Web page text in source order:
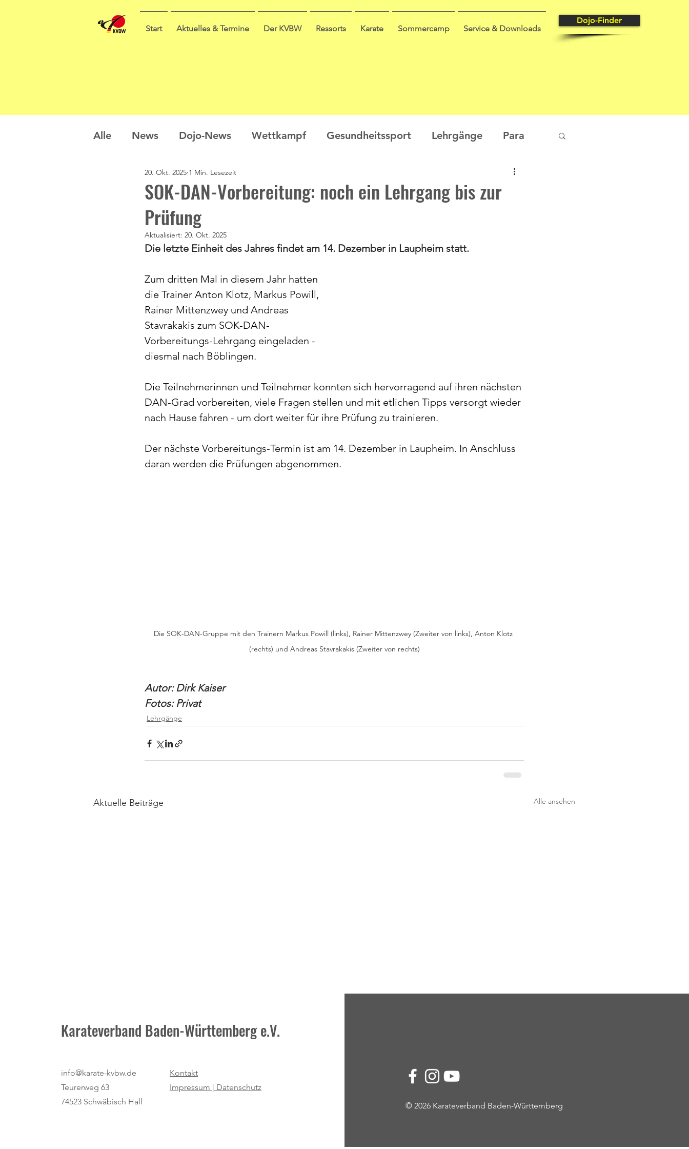
Start Aktuelles & Termine Der KVBW Ressorts Karate Sommercamp Service & Downloads
Dojo-Finder
Alle News Dojo-News Wettkampf Gesundheitssport Lehrgänge Para
Nachwuchs Prüfungen
Sommercamp Umfrage
SOK-DAN-Vorbereitung: noch ein Lehrgang bis zur
Prüfung
20. Okt. 2025 1 Min. Lesezeit
Aktualisiert: 20. Okt. 2025
Die letzte Einheit des Jahres findet am 14. Dezember in Laupheim statt.
Zum dritten Mal in diesem Jahr hatten
die Trainer Anton Klotz, Markus Powill,
Rainer Mittenzwey und Andreas
Stavrakakis zum SOK-DAN-
Vorbereitungs-Lehrgang eingeladen -
diesmal nach Böblingen.
Die Teilnehmerinnen und Teilnehmer konnten sich hervorragend auf ihren nächsten
DAN-Grad vorbereiten, viele Fragen stellen und mit etlichen Tipps versorgt wieder
nach Hause fahren - um dort weiter für ihre Prüfung zu trainieren.
Der nächste Vorbereitungs-Termin ist am 14. Dezember in Laupheim. In Anschluss
daran werden die Prüfungen abgenommen.
Die SOK-DAN-Gruppe mit den Trainern Markus Powill (links), Rainer Mittenzwey (Zweiter von links), Anton Klotz
(rechts) und Andreas Stavrakakis (Zweiter von rechts)
Autor: Dirk Kaiser
Fotos: Privat
Lehrgänge
Aktuelle Beiträge Alle ansehen
Neuer Termin: Masters-
Vorbereitung am 25. Juli beim TV
Diersburg
Kinder-Förder-Training in
Kombination mit den DKV-Kara-
Karateverband Baden-Württemberg e.V.
info@karate-kvbw.de
Teurerweg 63
74523 Schwäbisch Hall
Kontakt
Impressum | Datenschutz
© 2026 Karateverband Baden-Württemberg